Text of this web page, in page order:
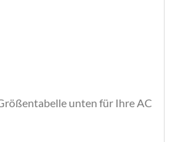
unten für Ihre AC